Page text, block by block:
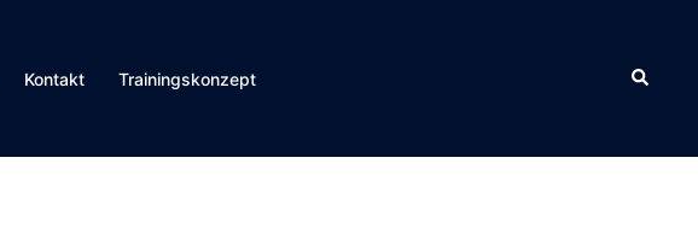
Kontakt Trainingskonzept Suche